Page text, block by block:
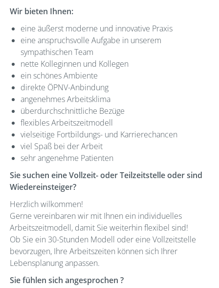
Wir bieten Ihnen:
eine äußerst moderne und innovative Praxis
eine anspruchsvolle Aufgabe in unserem
sympathischen Team
nette Kolleginnen und Kollegen
ein schönes Ambiente
direkte ÖPNV-Anbindung
angenehmes Arbeitsklima
überdurchschnittliche Bezüge
flexibles Arbeitszeitmodell
vielseitige Fortbildungs- und Karrierechancen
viel Spaß bei der Arbeit
sehr angenehme Patienten
Sie suchen eine Vollzeit- oder Teilzeitstelle oder sind
Wiedereinsteiger?
Herzlich wilkommen!
Gerne vereinbaren wir mit Ihnen ein individuelles
Arbeitszeitmodell, damit Sie weiterhin flexibel sind!
Ob Sie ein 30-Stunden Modell oder eine Vollzeitstelle
bevorzugen, Ihre Arbeitszeiten können sich Ihrer
Lebensplanung anpassen.
Sie fühlen sich angesprochen ?